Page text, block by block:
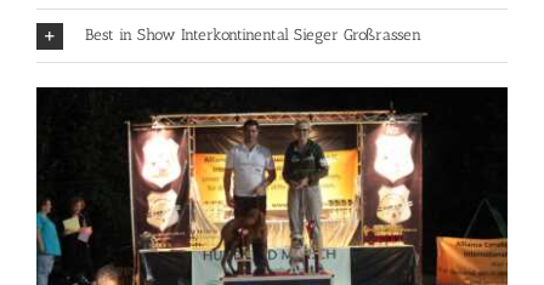
Best in Show Interkontinental Sieger Großrassen